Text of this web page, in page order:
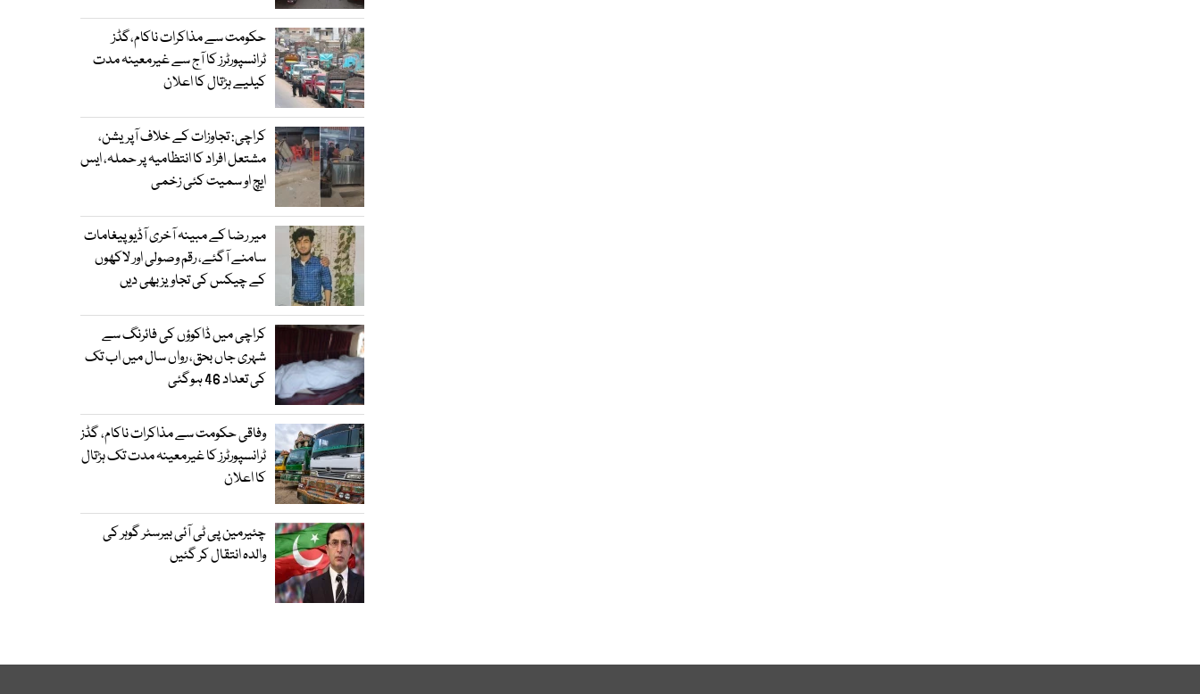
حکومت سے مذاکرات ناکام،گڈز
ٹرانسپورٹرز کا آج سے غیرمعینہ مدت
کیلیے ہڑتال کا اعلان
کراچی: تجاوزات کے خلاف آپریشن،
مشتعل افراد کا انتظامیہ پر حملہ، ایس
ایچ او سمیت کئی زخمی
میر رضا کے مبینہ آخری آڈیو پیغامات
سامنے آگئے، رقم وصولی اور لاکھوں
کے چیکس کی تجاویز بھی دیں
کراچی میں ڈاکوؤں کی فائرنگ سے
شہری جاں بحق، رواں سال میں اب تک
کی تعداد 46 ہوگئی
وفاقی حکومت سے مذاکرات ناکام، گڈز
ٹرانسپورٹرز کا غیرمعینہ مدت تک ہڑتال
کا اعلان
چئیرمین پی ٹی آئی بیرسٹر گوہر کی
والدہ انتقال کر گئیں